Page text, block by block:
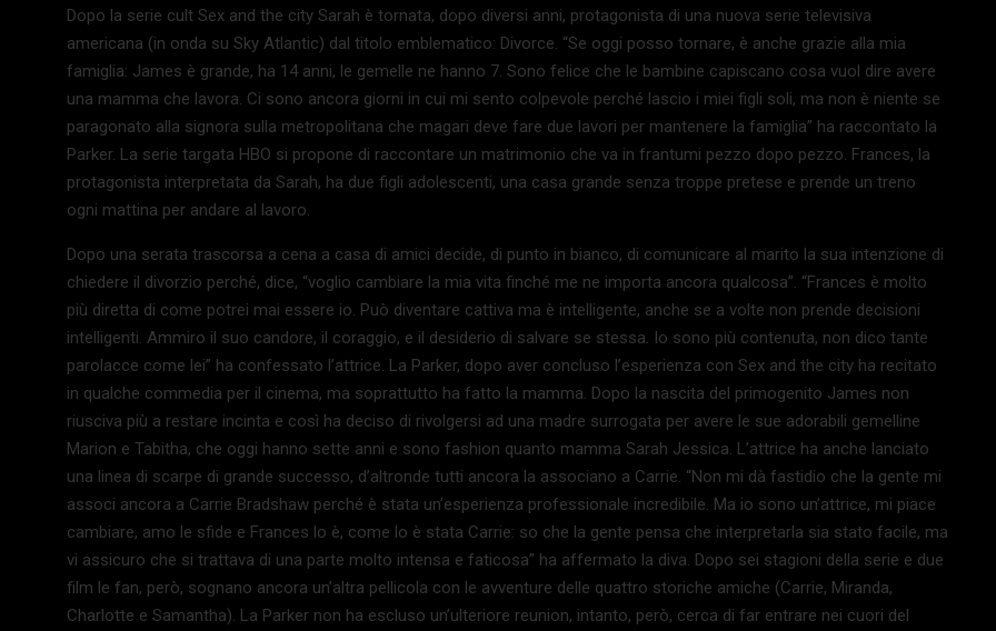
Dopo la serie cult Sex and the city Sarah è tornata, dopo diversi anni, protagonista di una nuova serie televisiva
americana (in onda su Sky Atlantic) dal titolo emblematico: Divorce. “Se oggi posso tornare, è anche grazie alla mia
famiglia: James è grande, ha 14 anni, le gemelle ne hanno 7. Sono felice che le bambine capiscano cosa vuol dire avere
una mamma che lavora. Ci sono ancora giorni in cui mi sento colpevole perché lascio i miei figli soli, ma non è niente se
paragonato alla signora sulla metropolitana che magari deve fare due lavori per mantenere la famiglia” ha raccontato la
Parker. La serie targata HBO si propone di raccontare un matrimonio che va in frantumi pezzo dopo pezzo. Frances, la
protagonista interpretata da Sarah, ha due figli adolescenti, una casa grande senza troppe pretese e prende un treno
ogni mattina per andare al lavoro.
Dopo una serata trascorsa a cena a casa di amici decide, di punto in bianco, di comunicare al marito la sua intenzione di
chiedere il divorzio perché, dice, “voglio cambiare la mia vita finché me ne importa ancora qualcosa”. “Frances è molto
più diretta di come potrei mai essere io. Può diventare cattiva ma è intelligente, anche se a volte non prende decisioni
intelligenti. Ammiro il suo candore, il coraggio, e il desiderio di salvare se stessa. Io sono più contenuta, non dico tante
parolacce come lei” ha confessato l’attrice. La Parker, dopo aver concluso l’esperienza con Sex and the city ha recitato
in qualche commedia per il cinema, ma soprattutto ha fatto la mamma. Dopo la nascita del primogenito James non
riusciva più a restare incinta e così ha deciso di rivolgersi ad una madre surrogata per avere le sue adorabili gemelline
Marion e Tabitha, che oggi hanno sette anni e sono fashion quanto mamma Sarah Jessica. L’attrice ha anche lanciato
una linea di scarpe di grande successo, d’altronde tutti ancora la associano a Carrie. “Non mi dà fastidio che la gente mi
associ ancora a Carrie Bradshaw perché è stata un’esperienza professionale incredibile. Ma io sono un’attrice, mi piace
cambiare, amo le sfide e Frances lo è, come lo è stata Carrie: so che la gente pensa che interpretarla sia stato facile, ma
vi assicuro che si trattava di una parte molto intensa e faticosa” ha affermato la diva. Dopo sei stagioni della serie e due
film le fan, però, sognano ancora un’altra pellicola con le avventure delle quattro storiche amiche (Carrie, Miranda,
Charlotte e Samantha). La Parker non ha escluso un’ulteriore reunion, intanto, però, cerca di far entrare nei cuori del